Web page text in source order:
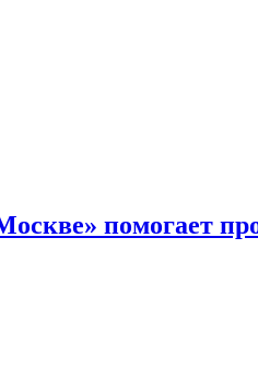
помогает